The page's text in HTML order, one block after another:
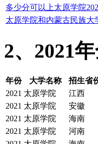
多少分可以上太原学院
太原学院和内蒙古民族大
2、2021
年份 大学名称 招生省
2021 太原学院 江西
2021 太原学院 安徽
2021 太原学院 海南
2021 太原学院 河南